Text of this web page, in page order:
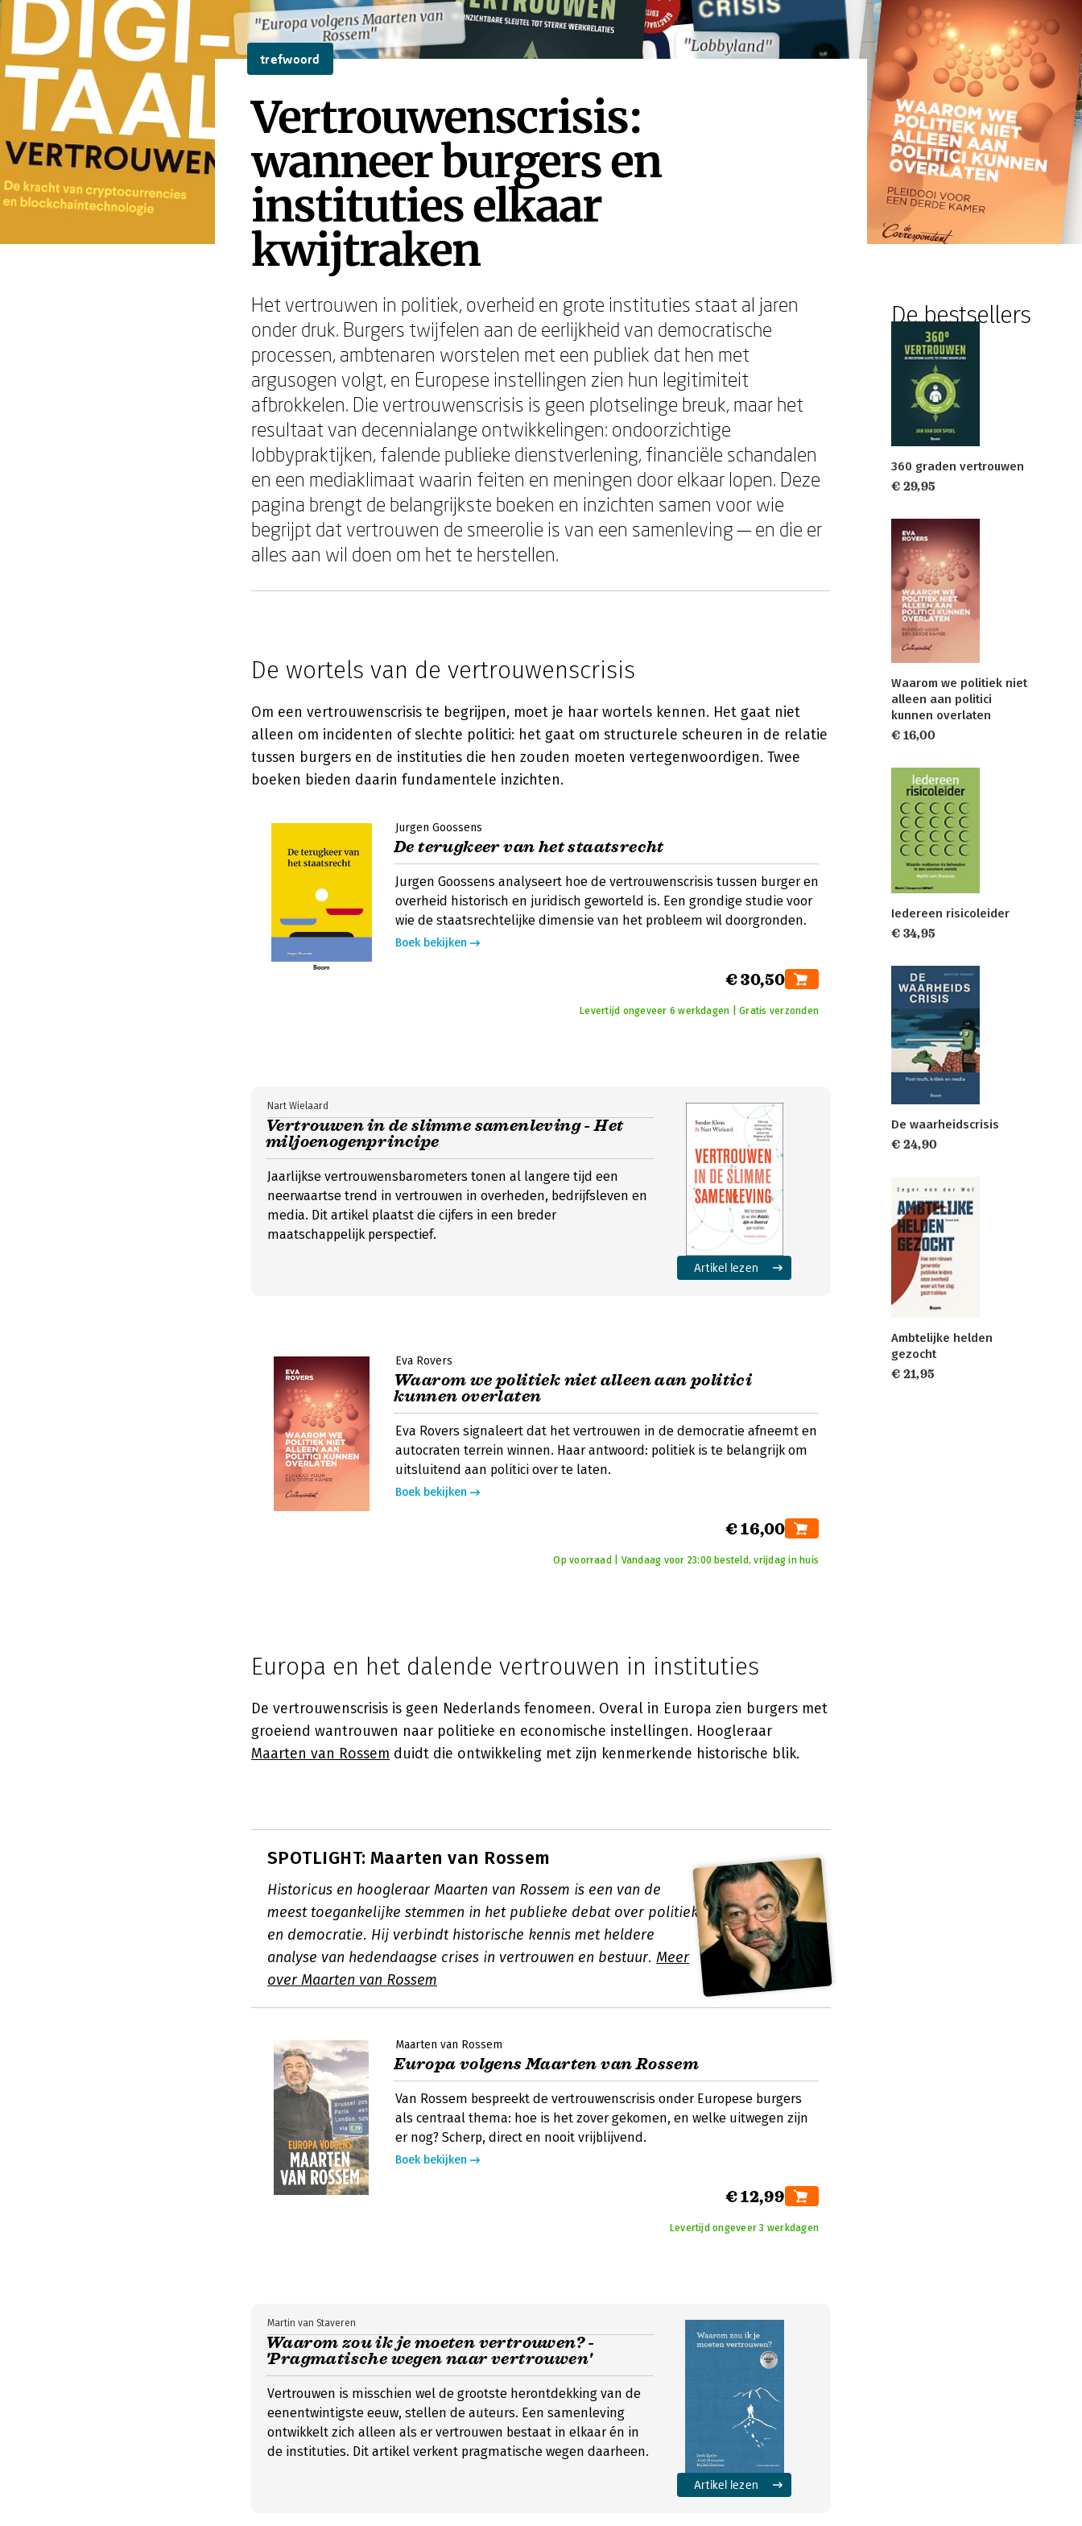
"Europa volgens Maarten van
Rossem"
"Lobbyland"
"Europa volgens Maarten van
Rossem"
"Lobbyland"
trefwoord
Vertrouwenscrisis:
wanneer burgers en
instituties elkaar
kwijtraken
Het vertrouwen in politiek, overheid en grote instituties staat al jaren
onder druk. Burgers twijfelen aan de eerlijkheid van democratische
processen, ambtenaren worstelen met een publiek dat hen met
argusogen volgt, en Europese instellingen zien hun legitimiteit
afbrokkelen. Die vertrouwenscrisis is geen plotselinge breuk, maar het
resultaat van decennialange ontwikkelingen: ondoorzichtige
lobbypraktijken, falende publieke dienstverlening, financiële schandalen
en een mediaklimaat waarin feiten en meningen door elkaar lopen. Deze
pagina brengt de belangrijkste boeken en inzichten samen voor wie
begrijpt dat vertrouwen de smeerolie is van een samenleving — en die er
alles aan wil doen om het te herstellen.
De wortels van de vertrouwenscrisis
Om een vertrouwenscrisis te begrijpen, moet je haar wortels kennen. Het gaat niet
alleen om incidenten of slechte politici: het gaat om structurele scheuren in de relatie
tussen burgers en de instituties die hen zouden moeten vertegenwoordigen. Twee
boeken bieden daarin fundamentele inzichten.
Jurgen Goossens
De terugkeer van het staatsrecht
Jurgen Goossens analyseert hoe de vertrouwenscrisis tussen burger en
overheid historisch en juridisch geworteld is. Een grondige studie voor
wie de staatsrechtelijke dimensie van het probleem wil doorgronden.
Boek bekijken
€ 30,50
Levertijd ongeveer 6 werkdagen | Gratis verzonden
Vertrouwen in de slimme samenleving - Het
miljoenogenprincipe
Nart Wielaard
Jaarlijkse vertrouwensbarometers tonen al langere tijd een
neerwaartse trend in vertrouwen in overheden, bedrijfsleven en
media. Dit artikel plaatst die cijfers in een breder
maatschappelijk perspectief.
Artikel lezen
Eva Rovers
Waarom we politiek niet alleen aan politici
kunnen overlaten
Eva Rovers signaleert dat het vertrouwen in de democratie afneemt en
autocraten terrein winnen. Haar antwoord: politiek is te belangrijk om
uitsluitend aan politici over te laten.
Boek bekijken
€ 16,00
Op voorraad | Vandaag voor 23:00 besteld, vrijdag in huis
Europa en het dalende vertrouwen in instituties
De vertrouwenscrisis is geen Nederlands fenomeen. Overal in Europa zien burgers met
groeiend wantrouwen naar politieke en economische instellingen. Hoogleraar
Maarten van Rossem duidt die ontwikkeling met zijn kenmerkende historische blik.
SPOTLIGHT: Maarten van Rossem
Historicus en hoogleraar Maarten van Rossem is een van de
meest toegankelijke stemmen in het publieke debat over politiek
en democratie. Hij verbindt historische kennis met heldere
analyse van hedendaagse crises in vertrouwen en bestuur. Meer
over Maarten van Rossem
Maarten van Rossem
Europa volgens Maarten van Rossem
Van Rossem bespreekt de vertrouwenscrisis onder Europese burgers
als centraal thema: hoe is het zover gekomen, en welke uitwegen zijn
er nog? Scherp, direct en nooit vrijblijvend.
Boek bekijken
€ 12,99
Levertijd ongeveer 3 werkdagen
Waarom zou ik je moeten vertrouwen? -
'Pragmatische wegen naar vertrouwen'
Martin van Staveren
Vertrouwen is misschien wel de grootste herontdekking van de
eenentwintigste eeuw, stellen de auteurs. Een samenleving
ontwikkelt zich alleen als er vertrouwen bestaat in elkaar én in
de instituties. Dit artikel verkent pragmatische wegen daarheen.
Artikel lezen
De bestsellers
360 graden vertrouwen
€ 29,95
Waarom we politiek niet
alleen aan politici
kunnen overlaten
€ 16,00
Iedereen risicoleider
€ 34,95
De waarheidscrisis
€ 24,90
Ambtelijke helden
gezocht
€ 21,95